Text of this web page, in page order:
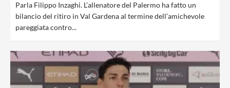
Parla Filippo Inzaghi. L’allenatore del Palermo ha fatto un
bilancio del ritiro in Val Gardena al termine dell’amichevole
pareggiata contro...